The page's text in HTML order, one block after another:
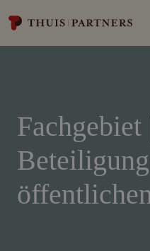
Fachgebiet